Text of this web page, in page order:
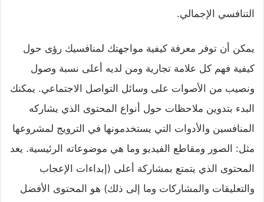
التنافسي الإجمالي.
يمكن أن توفر معرفة كيفية مواجهتك لمنافسيك رؤى حول
كيفية فهم كل علامة تجارية ومن لديه أعلى نسبة وصول
ونصيب من الأصوات على وسائل التواصل الاجتماعي. يمكنك
البدء بتدوين ملاحظات حول أنواع المحتوى الذي يشاركه
المنافسين والأدوات التي يستخدمونها في الترويج لمشروعها
مثل: الصور ومقاطع الفيديو وما هي موضوعاته الرئيسية. يعد
المحتوى الذي يتمتع بمشاركة أعلى (إبداءات الإعجاب
والتعليقات والمشاركات وما إلى ذلك) هو المحتوى الأفضل